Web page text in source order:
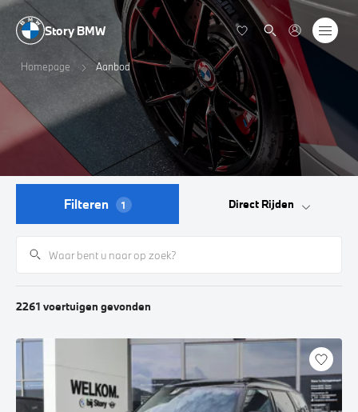
Story BMW
Homepage Aanbod
Filteren 1 Direct Rijden
2261 voertuigen gevonden